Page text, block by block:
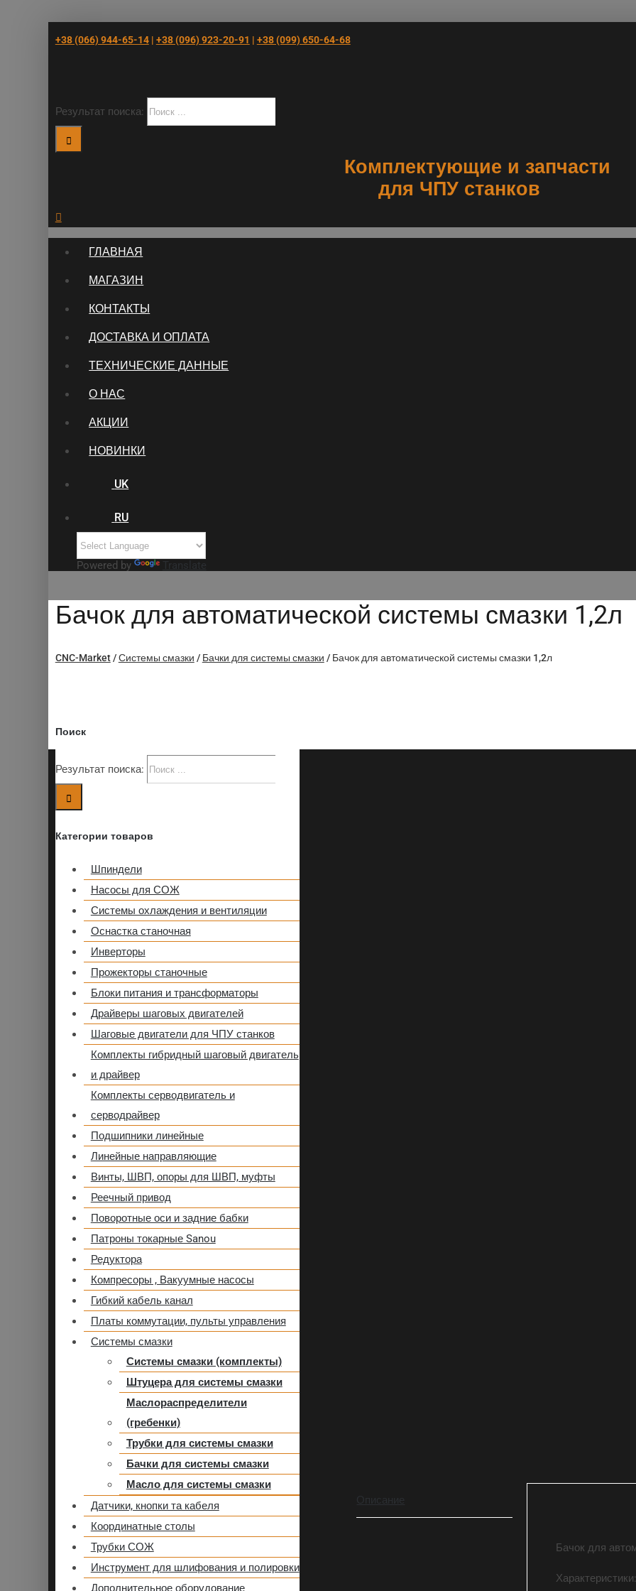
+38 (066) 944-65-14| +38 (096) 923-20-91 | +38 (‎099) 650-64-68
Результат поиска:
Комплектующие и запчасти
для ЧПУ станков
ГЛАВНАЯ
МАГАЗИН
КОНТАКТЫ
ДОСТАВКА И ОПЛАТА
ТЕХНИЧЕСКИЕ ДАННЫЕ
О НАС
АКЦИИ
НОВИНКИ
UK
RU
Powered by Translate
Бачок для автоматической системы смазки 1,2л
CNC-Market/Системы смазки / Бачки для системы смазки / Бачок для автоматической системы смазки 1,2л
Описание
Бачок для
Поиск
Результат поиска:
Категории товаров
Шпиндели
Насосы для СОЖ
Системы охлаждения и вентиляции
Оснастка станочная
Инверторы
Прожекторы станочные
Блоки питания и трансформаторы
Драйверы шаговых двигателей
Шаговые двигатели для ЧПУ станков
Комплекты гибридный шаговый двигатель
и драйвер
Комплекты серводвигатель и
серводрайвер
Подшипники линейные
Линейные направляющие
Винты, ШВП, опоры для ШВП, муфты
Реечный привод
Поворотные оси и задние бабки
Патроны токарные Sanou
Редуктора
Компресоры , Вакуумные насосы
Гибкий кабель канал
Платы коммутации, пульты управления
Системы смазки
Системы смазки (комплекты)
Штуцера для системы смазки
Маслораспределители
(гребенки)
Трубки для системы смазки
Бачки для системы смазки
Масло для системы смазки
Датчики, кнопки та кабеля
Координатные столы
Трубки СОЖ
Инструмент для шлифования и полировки
Дополнительное оборудование